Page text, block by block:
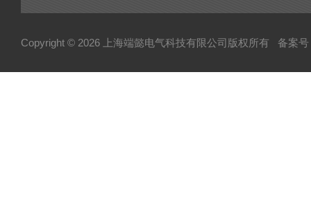
Copyright © 2026 上海端懿电气科技有限公司版权所有 备案号